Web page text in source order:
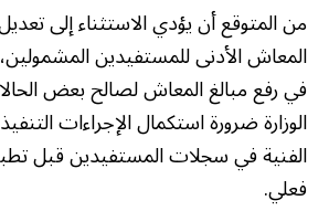
من المتوقع أن يؤدي الاستثناء إلى
المعاش الأدنى للمستفيدين
في رفع مبالغ المعاش لصالح بعض
الوزارة ضرورة استكمال الإجراءات
الفنية في سجلات المستفيدين قبل
فعلي.